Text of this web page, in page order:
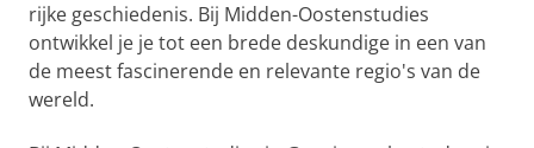
rijke geschiedenis. Bij Midden-Oostenstudies
ontwikkel je je tot een brede deskundige in een van
de meest fascinerende en relevante regio's van de
wereld.